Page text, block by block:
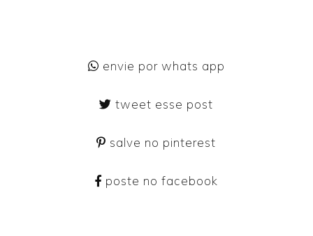
envie por whats app
tweet esse post
salve no pinterest
poste no facebook